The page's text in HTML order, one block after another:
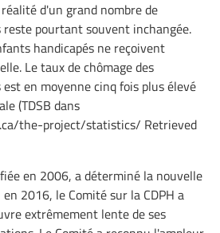
d'un grand nombre de
reste pourtant souvent inchangée.
handicapés ne reçoivent
Le taux de chômage des
est en moyenne cinq fois plus élevé
(TDSB dans
the-project/statistics/ Retrieved
en 2006, a déterminé la nouvelle
2016, le Comité sur la CDPH a
extrêmement lente de ses